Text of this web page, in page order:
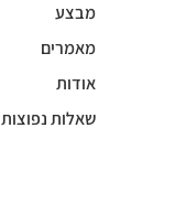
מבצע
מאמרים
אודות
שאלות נפוצות